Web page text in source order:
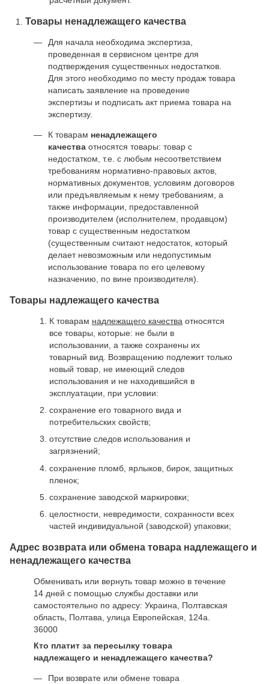
Товары ненадлежащего качества
Для начала необходима экспертиза,
проведенная в сервисном центре для
подтверждения существенных недостатков.
Для этого необходимо по месту продаж товара
написать заявление на проведение
экспертизы и подписать акт приема товара на
экспертизу.
К товарам ненадлежащего
качества относятся товары: товар с
недостатком, т.е. с любым несоответствием
требованиям нормативно-правовых актов,
нормативных документов, условиям договоров
или предъявляемым к нему требованиям, а
также информации, предоставленной
производителем (исполнителем, продавцом)
товар с существенным недостатком
(существенным считают недостаток, который
делает невозможным или недопустимым
использование товара по его целевому
назначению, по вине производителя).
Товары надлежащего качества
К товарам надлежащего качества относятся
все товары, которые: не были в
использовании, а также сохранены их
товарный вид. Возвращению подлежит только
новый товар, не имеющий следов
использования и не находившийся в
эксплуатации, при условии:
сохранение его товарного вида и
потребительских свойств;
отсутствие следов использования и
загрязнений;
сохранение пломб, ярлыков, бирок, защитных
пленок;
сохранение заводской маркировки;
целостности, невредимости, сохранности всех
частей индивидуальной (заводской) упаковки;
Адрес возврата или обмена товара надлежащего и
ненадлежащего качества
Обменивать или вернуть товар можно в течение
14 дней с помощью службы доставки или
самостоятельно по адресу: Украина, Полтавская
область, Полтава, улица Европейская, 124а.
36000
Кто платит за пересылку товара
надлежащего и ненадлежащего качества?
При возврате или обмене товара